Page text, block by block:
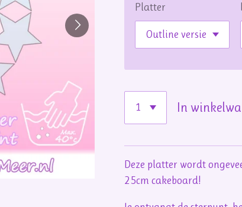
Platter
In
Deze platter wordt
25cm cakeboard!